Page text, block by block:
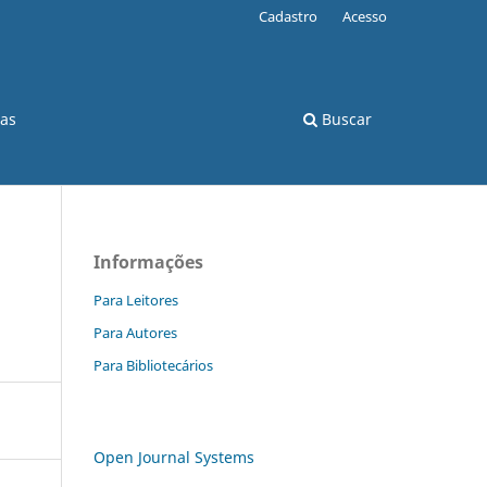
Buscar
Cadastro Acesso
Informações
Para Leitores
Para Autores
Para Bibliotecários
Open Journal Systems